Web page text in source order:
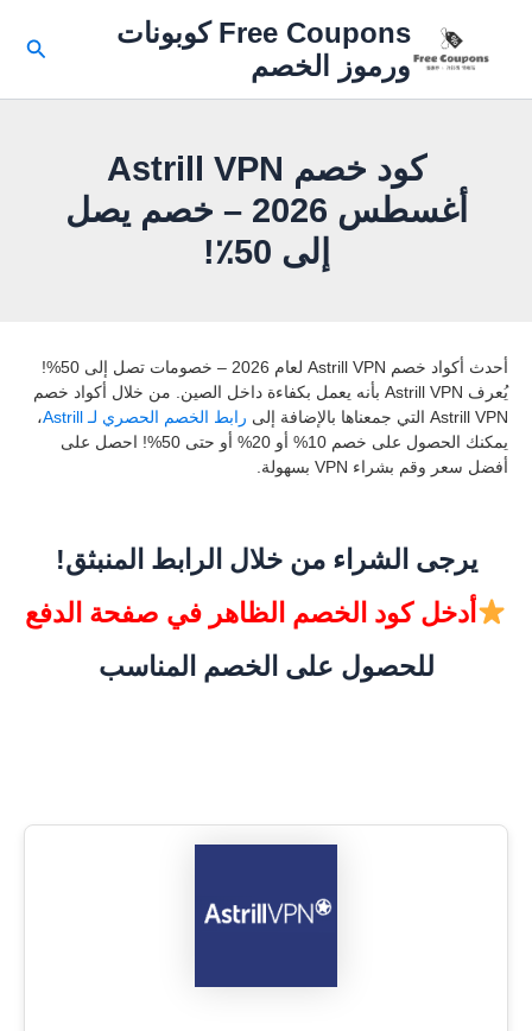
المحتوى
Free Coupons كوبونات
ورموز الخصم
كود خصم Astrill VPN
أغسطس 2026 – خصم يصل
إلى 50٪!
أحدث أكواد خصم Astrill VPN لعام 2026 – خصومات تصل إلى 50%!
يُعرف Astrill VPN بأنه يعمل بكفاءة داخل الصين. من خلال أكواد خصم
Astrill VPN التي جمعناها بالإضافة إلى
رابط الخصم الحصري لـ Astrill
،
يمكنك الحصول على خصم 10% أو 20% أو حتى 50%! احصل على
أفضل سعر وقم بشراء VPN بسهولة.
يرجى الشراء من خلال الرابط المنبثق!
أدخل كود الخصم الظاهر في صفحة الدفع
للحصول على الخصم المناسب